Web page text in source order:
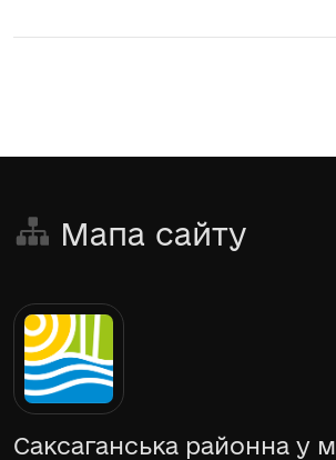
Мапа сайту
Саксаганська районна у